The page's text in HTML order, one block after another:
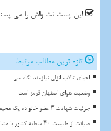
این پست نت واش را می
تازه ترین مطالب مرتبط
احیای تالاب انزلی نیازمند نگاه ملی
وضعیت هوای اصفهان قرمز است
جزئیات شهادت ۳ عضو خانواده یک محیط بان در حمله دشمن آمریکایی
صیانت از طبیعت ۴۰ منطقه کشور با مشارکت جوامع محلی